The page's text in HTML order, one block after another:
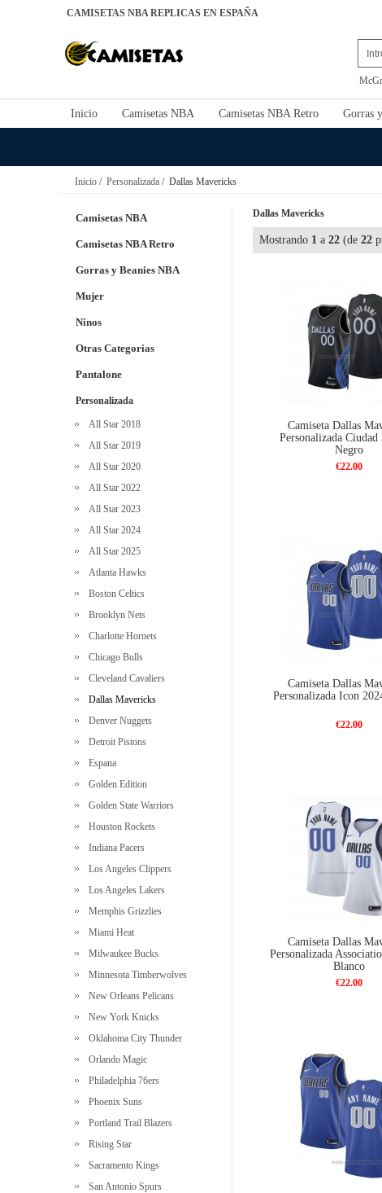
CAMISETAS NBA REPLICAS EN ESPAÑA
Inicio Camisetas NBA Camisetas NBA Retro Gorras
Inicio / Personalizada / Dallas Mavericks
Camisetas NBA
Camisetas NBA Retro
Gorras y Beanies NBA
Mujer
Ninos
Otras Categorias
Pantalone
Personalizada
All Star 2018
All Star 2019
All Star 2020
All Star 2022
All Star 2023
All Star 2024
All Star 2025
Atlanta Hawks
Boston Celtics
Brooklyn Nets
Charlotte Hornets
Chicago Bulls
Cleveland Cavaliers
Dallas Mavericks
Denver Nuggets
Detroit Pistons
Espana
Golden Edition
Golden State Warriors
Houston Rockets
Indiana Pacers
Los Angeles Clippers
Los Angeles Lakers
Memphis Grizzlies
Miami Heat
Milwaukee Bucks
Minnesota Timberwolves
New Orleans Pelicans
New York Knicks
Oklahoma City Thunder
Orlando Magic
Philadelphia 76ers
Phoenix Suns
Portland Trail Blazers
Rising Star
Sacramento Kings
San Antonio Spurs
Dallas Mavericks
Mostrando 1 a 22 (de 22
Camiseta Dallas
Personalizada Ciudad
Negro
€22.00
Camiseta Dallas
Personalizada Icon
€22.00
Camiseta Dallas
Personalizada
Blanco
€22.00